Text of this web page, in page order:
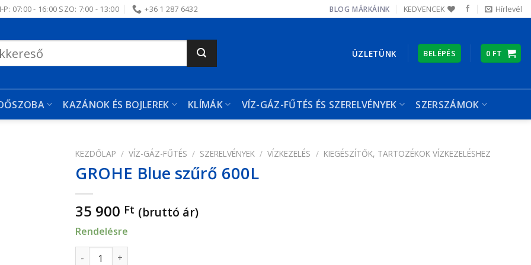
P: 07:00 - 16:00 SZO: 7:00 - 13:00 +36 1 287 6432 BLOG MÁRKÁINK KEDVENCEK Hírlevél
ÜZLETÜNK BELÉPÉS 0 FT
KAZÁNOK ÉS BOJLEREK KLÍMÁK VÍZ-GÁZ-FŰTÉS ÉS SZERELVÉNYEK SZERSZÁMOK
KEZDŐLAP / VÍZ-GÁZ-FŰTÉS / SZERELVÉNYEK / VÍZKEZELÉS / KIEGÉSZÍTŐK, TARTOZÉKOK VÍZKEZELÉSHEZ
GROHE Blue szűrő 600L
35 900 Ft (bruttó ár)
Rendelésre
GROHE Blue szűrő 600L mennyiség